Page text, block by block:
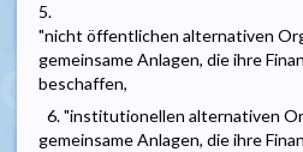
5.
"nicht öffentlichen alternativen
gemeinsame Anlagen, die ihre
beschaffen,
6. "institutionellen alternativen
gemeinsame Anlagen, die ihre